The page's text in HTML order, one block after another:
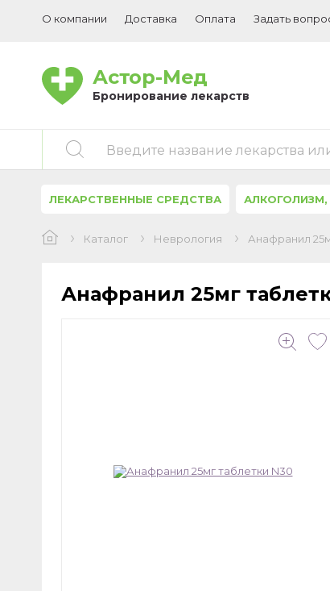
О компании Доставка Оплата Задать
Астор-Мед
Бронирование лекарств
Введите название лекарства
ЛЕКАРСТВЕННЫЕ СРЕДСТВА АЛКОГОЛИЗМ,
Каталог Неврология Анафранил
Анафранил 25мг